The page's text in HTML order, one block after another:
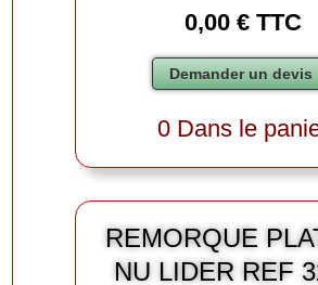
0,00 € TTC
0 Dans le
REMORQUE
NU LIDER REF